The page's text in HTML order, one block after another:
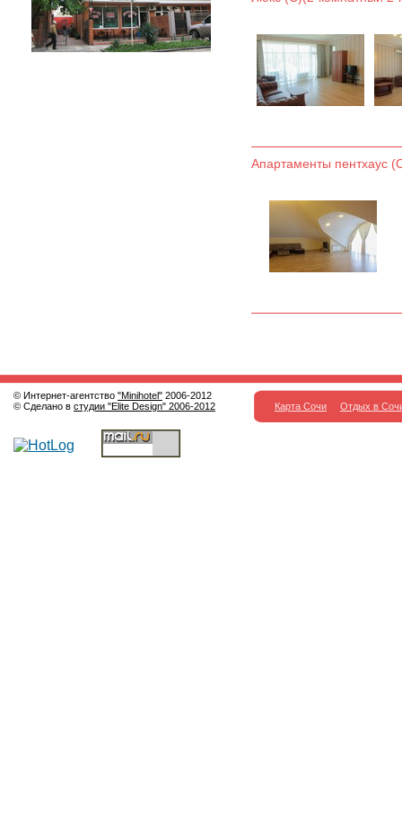
Апартаменты пентхаус
© Интернет-агентство "Minihotel" 2006-2012
© Сделано в студии "Elite Design" 2006-2012 Карта Сочи Отдых в